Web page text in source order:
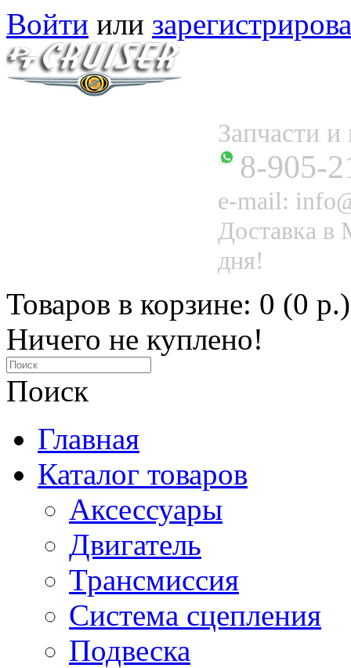
Войти или
Запчасти
8-905-
e-mail:
Доставка в
дня!
Товаров в корзине: 0 (0 р.)
Ничего не куплено!
Поиск
Главная
Каталог товаров
Аксессуары
Двигатель
Трансмиссия
Система сцепления
Подвеска